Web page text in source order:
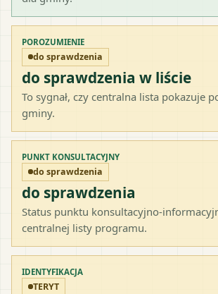
POROZUMIENIE
do sprawdzenia
do sprawdzenia w liście
To sygnał, czy centralna lista pokazuje
gminy.
PUNKT KONSULTACYJNY
do sprawdzenia
do sprawdzenia
Status punktu konsultacyjno-
centralnej listy programu.
IDENTYFIKACJA
TERYT